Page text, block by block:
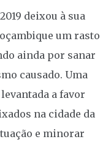
deixou à sua
um rasto
ainda por sanar
causado. Uma
a favor
na cidade da
e minorar